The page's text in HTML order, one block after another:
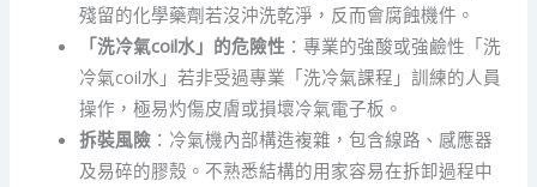
殘留的化學藥劑若沒沖洗乾淨，反而會腐蝕機件。
「洗冷氣coil水」的危險性 ：專業的強酸或強鹼性「洗
冷氣coil水」若非受過專業「洗冷氣課程」訓練的人員
操作，極易灼傷皮膚或損壞冷氣電子板。
拆裝風險 ：冷氣機內部構造複雜，包含線路、感應器
及易碎的膠殼。不熟悉結構的用家容易在拆卸過程中